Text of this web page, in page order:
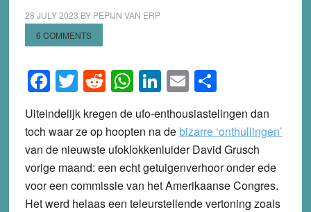
28 JULY 2023 BY PEPIJN VAN ERP
6 COMMENTS
Facebook
Twitter
Reddit
WhatsApp
LinkedIn
EmailShare
Uiteindelijk kregen de ufo-enthousiastelingen dan
toch waar ze op hoopten na de bizarre ‘onthullingen’
van de nieuwste ufoklokkenluider David Grusch
vorige maand: een echt getuigenverhoor onder ede
voor een commissie van het Amerikaanse Congres.
Het werd helaas een teleurstellende vertoning zoals